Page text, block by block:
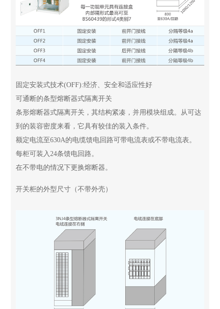
固定安装式技术(OFF):经济、安全和适应性好
可通断的条型熔断器式隔离开关
条形熔断器式隔离开关，其结构紧凑，并用模块组成。从可达
到的装容密度来看，它具有较佳的装入条件。
额定电流至630A的电缆馈电回路可带电流表或不带电流表。
每柜可装入24条馈电回路。
在不带电的情况下更换熔断器。
开关柜的外型尺寸（不带外壳）